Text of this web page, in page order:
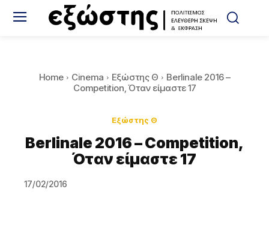
Home Cinema Εξώστης Θ
Berlinale 2016 –
Competition, Όταν είμαστε 17
Εξώστης Θ
Berlinale 2016 – Competition,
Όταν είμαστε 17
17/02/2016